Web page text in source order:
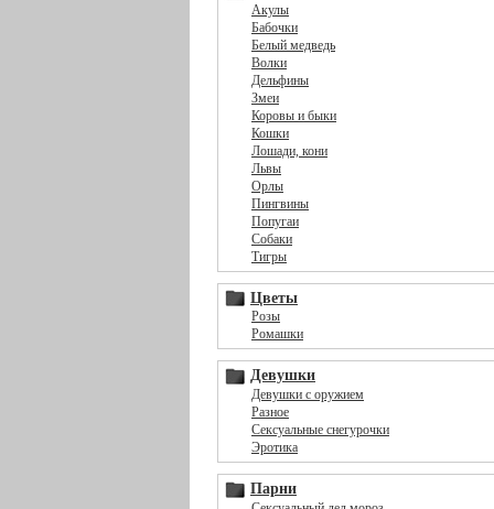
Акулы
Бабочки
Белый медведь
Волки
Дельфины
Змеи
Коровы и быки
Кошки
Лошади, кони
Львы
Орлы
Пингвины
Попугаи
Собаки
Тигры
Цветы
Розы
Ромашки
Девушки
Девушки с оружием
Разное
Сексуальные снегурочки
Эротика
Парни